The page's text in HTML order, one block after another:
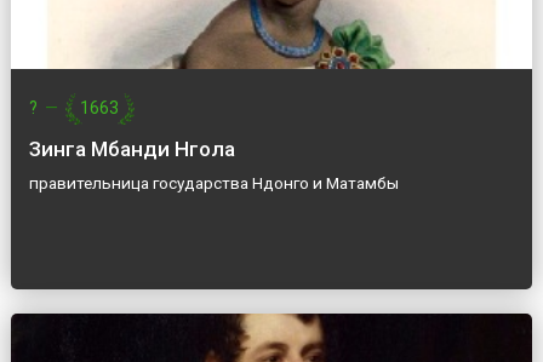
? — 1663
Зинга Мбанди Нгола
правительница государства Ндонго и Матамбы